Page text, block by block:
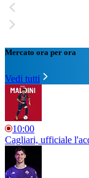
Mercato ora per ora
Vedi tutti
10:00
Cagliari, ufficiale